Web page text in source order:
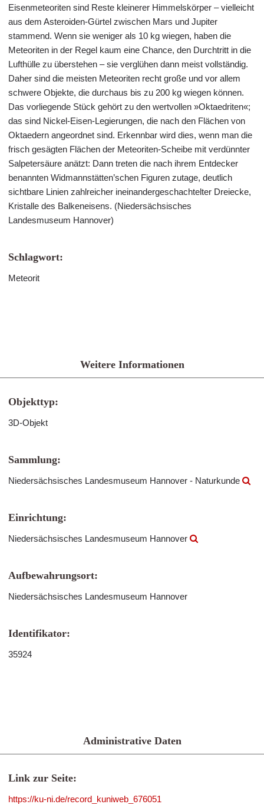
Eisenmeteoriten sind Reste kleinerer Himmelskörper – vielleicht
aus dem Asteroiden-Gürtel zwischen Mars und Jupiter
stammend. Wenn sie weniger als 10 kg wiegen, haben die
Meteoriten in der Regel kaum eine Chance, den Durchtritt in die
Lufthülle zu überstehen – sie verglühen dann meist vollständig.
Daher sind die meisten Meteoriten recht große und vor allem
schwere Objekte, die durchaus bis zu 200 kg wiegen können.
Das vorliegende Stück gehört zu den wertvollen »Oktaedriten«;
das sind Nickel-Eisen-Legierungen, die nach den Flächen von
Oktaedern angeordnet sind. Erkennbar wird dies, wenn man die
frisch gesägten Flächen der Meteoriten-Scheibe mit verdünnter
Salpetersäure anätzt: Dann treten die nach ihrem Entdecker
benannten Widmannstätten’schen Figuren zutage, deutlich
sichtbare Linien zahlreicher ineinandergeschachtelter Dreiecke,
Kristalle des Balkeneisens. (Niedersächsisches
Landesmuseum Hannover)
Schlagwort:
Meteorit
Weitere Informationen
Objekttyp:
3D-Objekt
Sammlung:
Niedersächsisches Landesmuseum Hannover - Naturkunde
Einrichtung:
Niedersächsisches Landesmuseum Hannover
Aufbewahrungsort:
Niedersächsisches Landesmuseum Hannover
Identifikator:
35924
Administrative Daten
Link zur Seite:
https://ku-ni.de/record_kuniweb_676051